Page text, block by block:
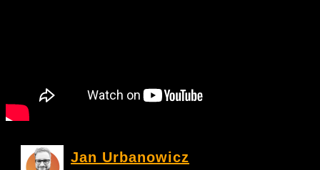
Jan Urbanowicz